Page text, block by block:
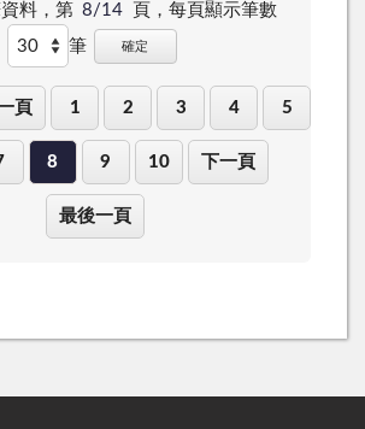
料，第 8/14 頁， 每頁顯示筆數
筆
確定
頁 1 2 3 4 5
8 9 10 下一頁
最後一頁